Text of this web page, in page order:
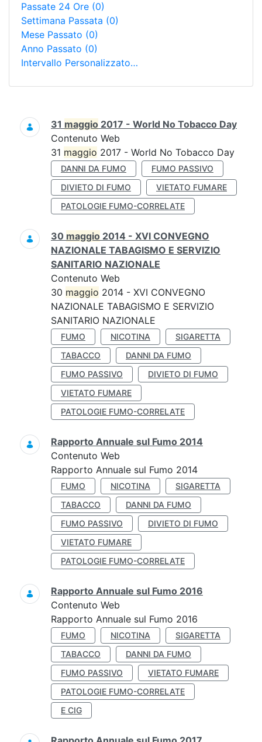
Passate 24 Ore (0)
Settimana Passata (0)
Mese Passato (0)
Anno Passato (0)
Intervallo Personalizzato…
Ricerca
31 maggio 2017 - World No Tobacco Day
Contenuto Web
31 maggio 2017 - World No Tobacco Day
DANNI DA FUMO
FUMO PASSIVO
DIVIETO DI FUMO
VIETATO FUMARE
PATOLOGIE FUMO-CORRELATE
30 maggio 2014 - XVI CONVEGNO
NAZIONALE TABAGISMO E SERVIZIO
SANITARIO NAZIONALE
Contenuto Web
30 maggio 2014 - XVI CONVEGNO
NAZIONALE TABAGISMO E SERVIZIO
SANITARIO NAZIONALE
FUMO NICOTINA
SIGARETTA
TABACCO
DANNI DA FUMO
FUMO PASSIVO
DIVIETO DI FUMO
VIETATO FUMARE
PATOLOGIE FUMO-CORRELATE
Rapporto Annuale sul Fumo 2014
Contenuto Web
Rapporto Annuale sul Fumo 2014
FUMO NICOTINA
SIGARETTA
TABACCO
DANNI DA FUMO
FUMO PASSIVO
DIVIETO DI FUMO
VIETATO FUMARE
PATOLOGIE FUMO-CORRELATE
Rapporto Annuale sul Fumo 2016
Contenuto Web
Rapporto Annuale sul Fumo 2016
FUMO NICOTINA
SIGARETTA
TABACCO
DANNI DA FUMO
FUMO PASSIVO
VIETATO FUMARE
PATOLOGIE FUMO-CORRELATE
E CIG